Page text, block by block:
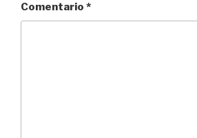
Comentario *